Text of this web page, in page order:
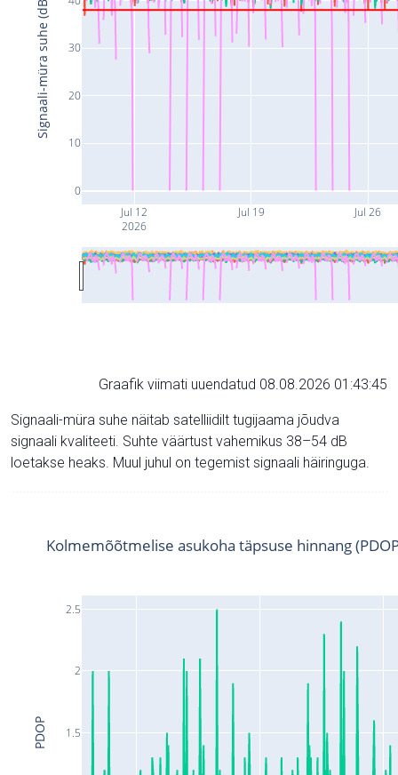
Jul 12
2026
Jul 19 Jul 26
0
10
20
30
Signaali-müra suhe (dB)
Graafik viimati uuendatud 08.08.2026 01:43:45
Signaali-müra suhe näitab satelliidilt tugijaama jõudva
signaali kvaliteeti. Suhte väärtust vahemikus 38–54 dB
loetakse heaks. Muul juhul on tegemist signaali häiringuga.
1.5
2
2.5
Kolmemõõtmelise asukoha täpsuse hinnang
PDOP